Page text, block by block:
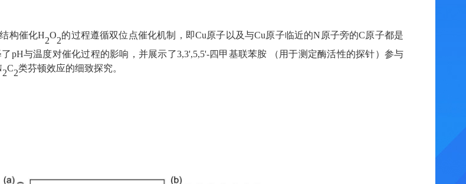
结构催化H2O2的过程遵循双位点催化机制，即Cu原子以及与Cu原子临近的N原子旁的C原子都是
pH与温度对催化过程的影响，并展示了3,3',5,5'-四甲基联苯胺
（用于测定酶活性的探针）参与
2C2类芬顿效应的细致探究。